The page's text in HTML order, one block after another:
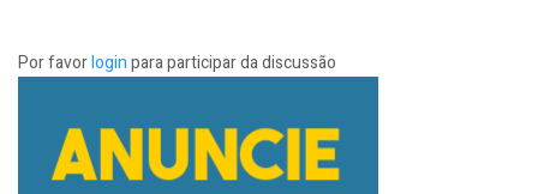
Por favorloginpara participar da discussão